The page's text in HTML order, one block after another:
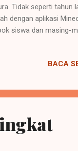
Tidak seperti tahun
dengan aplikasi
siswa dan masing-
akun microsoft office
harus memiliki
BACA